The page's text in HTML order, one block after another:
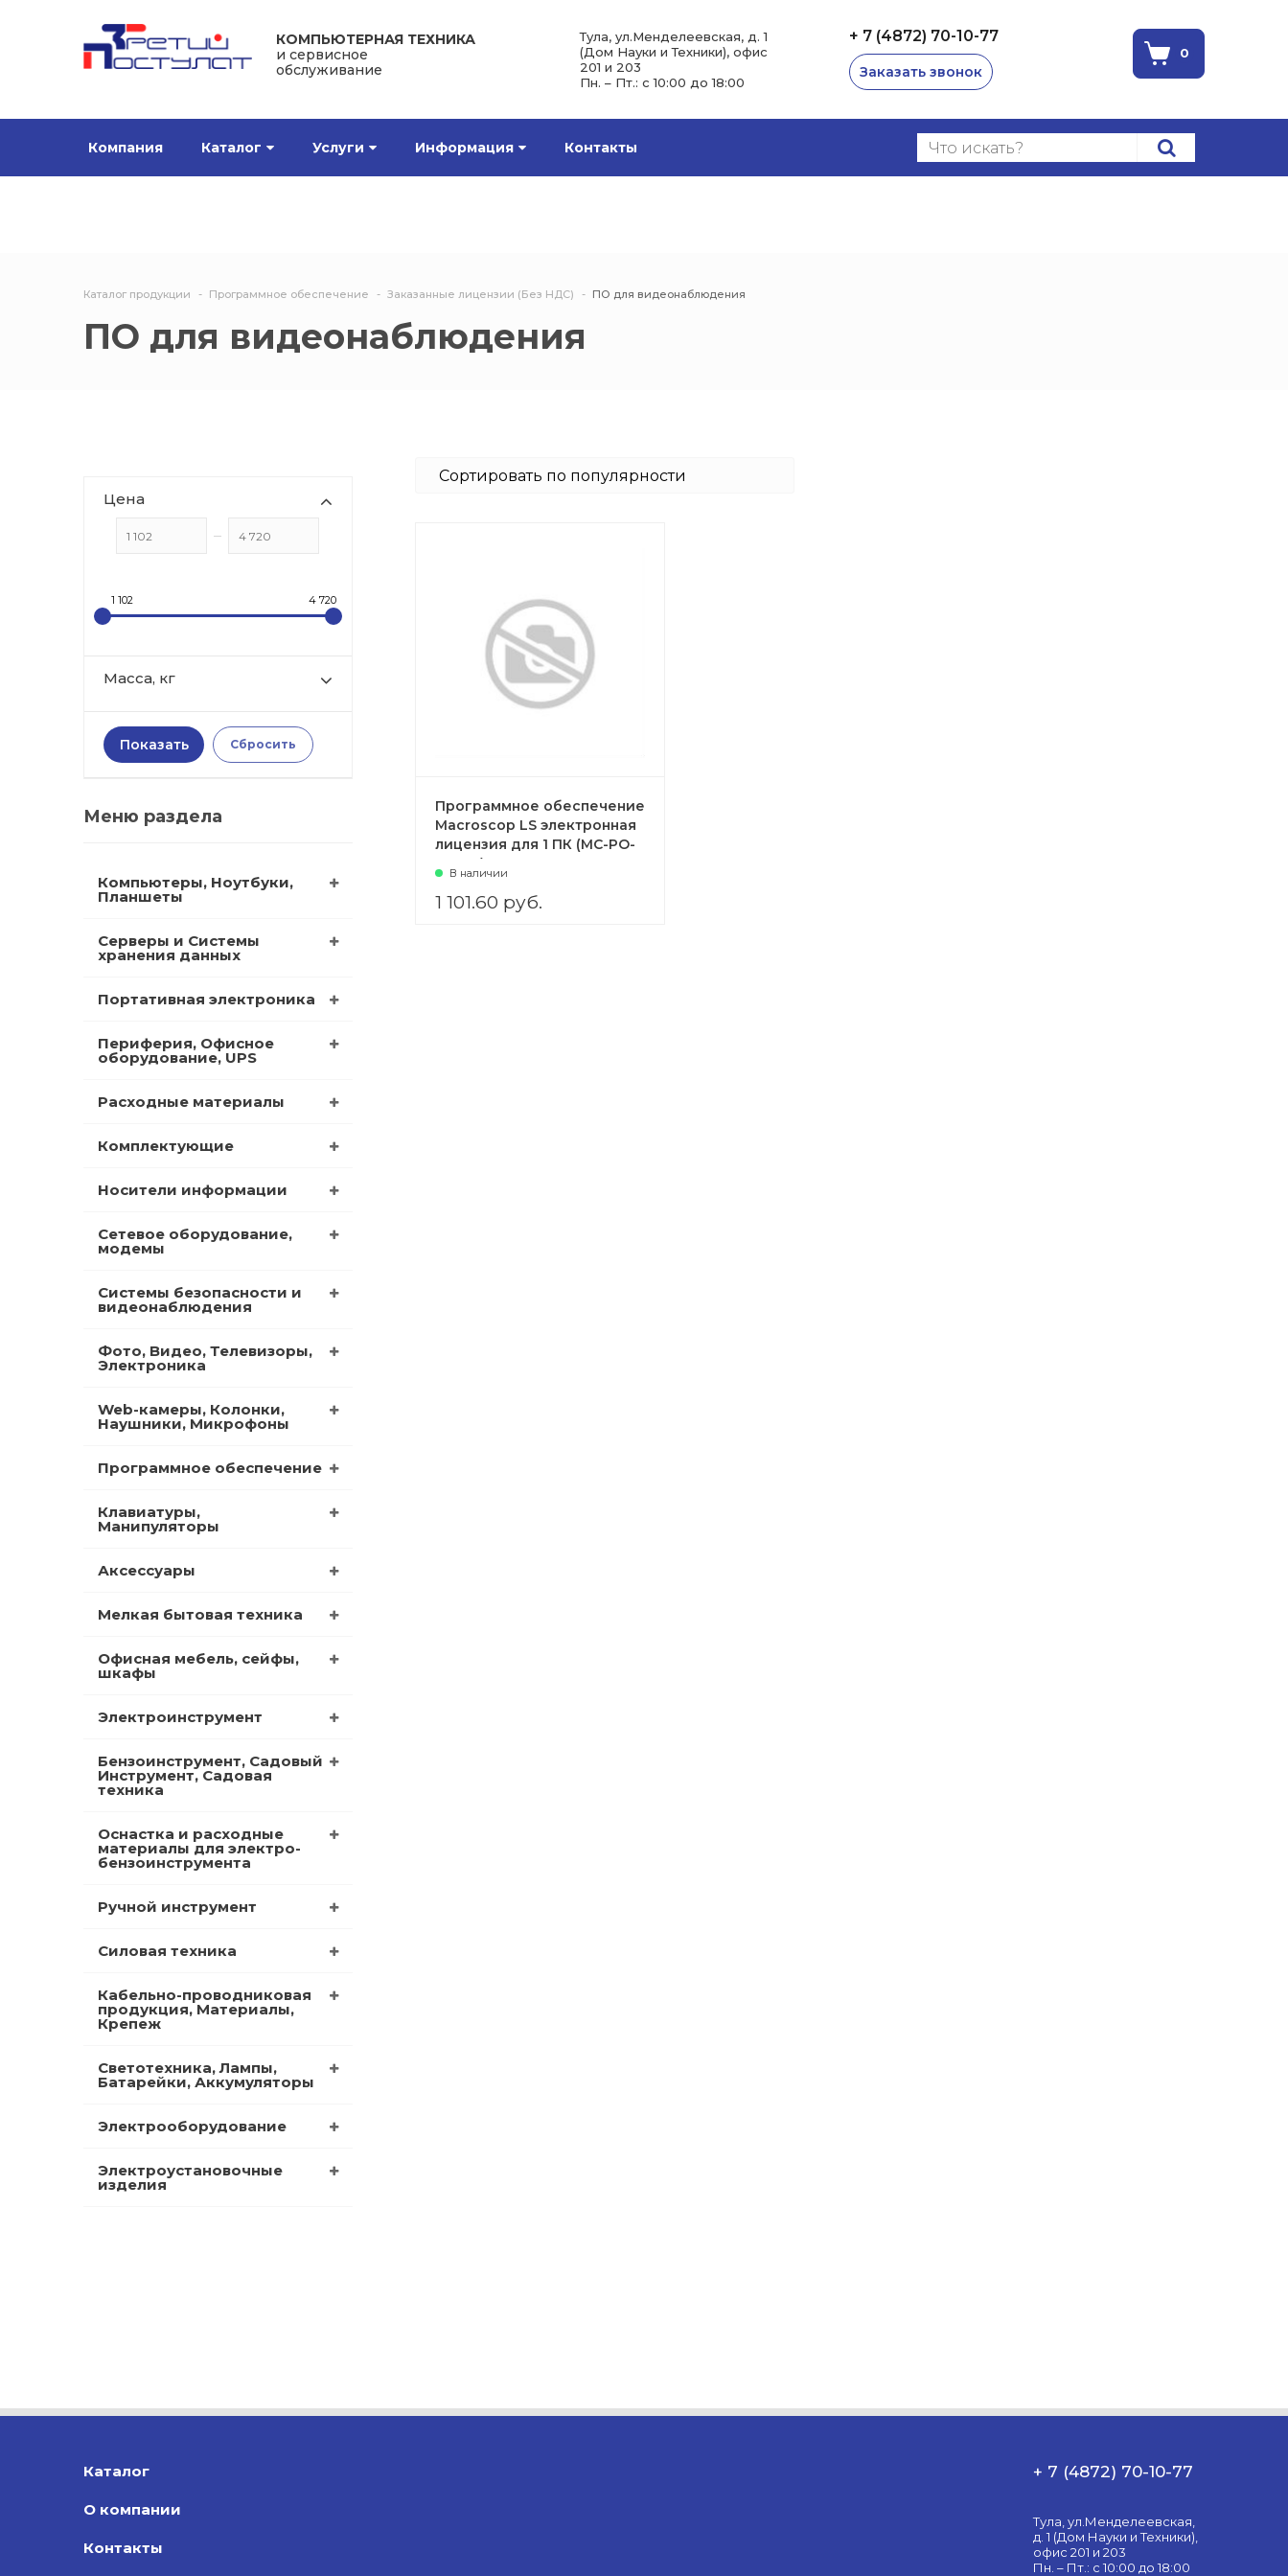
КОМПЬЮТЕРНАЯ ТЕХНИКА
и сервисное
обслуживание
Тула, ул.Менделеевская, д. 1
(Дом Науки и Техники), офис
201 и 203
Пн. – Пт.: с 10:00 до 18:00
+ 7 (4872) 70-10-77
Заказать звонок
0
Компания Каталог Услуги Информация Контакты
Каталог продукции Программное обеспечение Заказанные лицензии (Без НДС) ПО для видеонаблюдения
ПО для видеонаблюдения
Цена
1 102 4 720
Масса, кг
Меню раздела
Компьютеры, Ноутбуки,
Планшеты
Серверы и Системы
хранения данных
Портативная электроника
Периферия, Офисное
оборудование, UPS
Расходные материалы
Комплектующие
Носители информации
Сетевое оборудование,
модемы
Системы безопасности и
видеонаблюдения
Фото, Видео, Телевизоры,
Электроника
Web-камеры, Колонки,
Наушники, Микрофоны
Программное обеспечение
Клавиатуры,
Манипуляторы
Аксессуары
Мелкая бытовая техника
Офисная мебель, сейфы,
шкафы
Электроинструмент
Бензоинструмент, Садовый
Инструмент, Садовая
техника
Оснастка и расходные
материалы для электро-
бензоинструмента
Ручной инструмент
Силовая техника
Кабельно-проводниковая
продукция, Материалы,
Крепеж
Светотехника, Лампы,
Батарейки, Аккумуляторы
Электрооборудование
Электроустановочные
изделия
Программное обеспечение
Macroscop LS электронная
лицензия для 1 ПК (MC-PO-
00273)
В наличии
1 101.60 руб.
Каталог
О компании
Контакты
+ 7 (4872) 70-10-77
Тула, ул.Менделеевская,
д. 1 (Дом Науки и Техники),
офис 201 и 203
Пн. – Пт.: с 10:00 до 18:00